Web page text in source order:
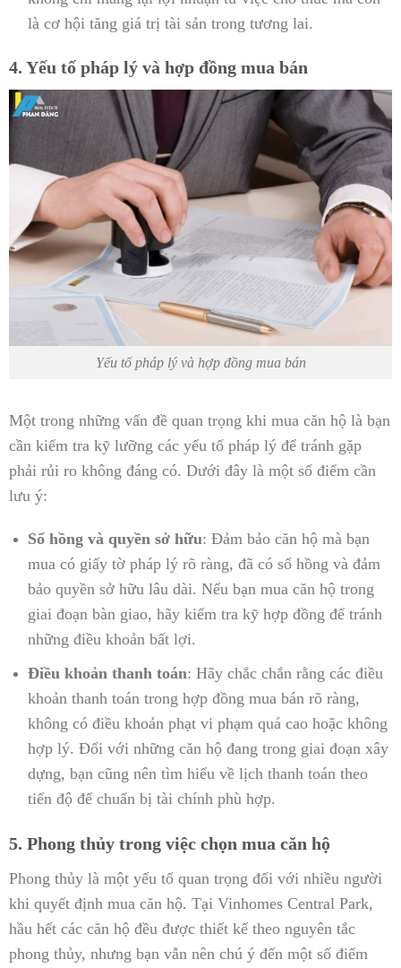
là cơ hội tăng giá trị tài sản trong tương lai.
4. Yếu tố pháp lý và hợp đồng mua bán
Yếu tố pháp lý và hợp đồng mua bán
Một trong những vấn đề quan trọng khi mua căn hộ là bạn
cần kiểm tra kỹ lưỡng các yếu tố pháp lý để tránh gặp
phải rủi ro không đáng có. Dưới đây là một số điểm cần
lưu ý:
Sổ hồng và quyền sở hữu: Đảm bảo căn hộ mà bạn
mua có giấy tờ pháp lý rõ ràng, đã có sổ hồng và đảm
bảo quyền sở hữu lâu dài. Nếu bạn mua căn hộ trong
giai đoạn bàn giao, hãy kiểm tra kỹ hợp đồng để tránh
những điều khoản bất lợi.
Điều khoản thanh toán: Hãy chắc chắn rằng các điều
khoản thanh toán trong hợp đồng mua bán rõ ràng,
không có điều khoản phạt vi phạm quá cao hoặc không
hợp lý. Đối với những căn hộ đang trong giai đoạn xây
dựng, bạn cũng nên tìm hiểu về lịch thanh toán theo
tiến độ để chuẩn bị tài chính phù hợp.
5. Phong thủy trong việc chọn mua căn hộ
Phong thủy là một yếu tố quan trọng đối với nhiều người
khi quyết định mua căn hộ. Tại Vinhomes Central Park,
hầu hết các căn hộ đều được thiết kế theo nguyên tắc
phong thủy, nhưng bạn vẫn nên chú ý đến một số điểm